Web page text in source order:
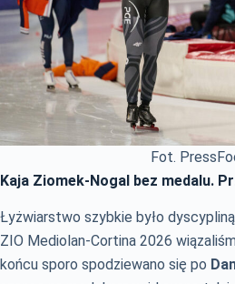
Fot.
Kaja Ziomek-Nogal bez medalu.
Łyżwiarstwo szybkie było
ZIO Mediolan-Cortina 2026
końcu sporo spodziewano się po